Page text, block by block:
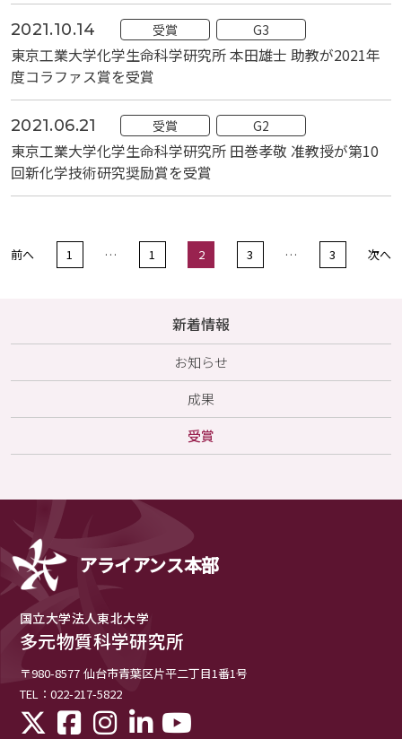
2021.10.14 受賞 G3
東京工業大学化学生命科学研究所 本田雄士 助教が2021年
度コラファス賞を受賞
2021.06.21 受賞 G2
東京工業大学化学生命科学研究所 田巻孝敬 准教授が第10
回新化学技術研究奨励賞を受賞
前へ 1 … 1 2 3 … 3 次へ
新着情報
お知らせ
成果
受賞
アライアンス本部
国立大学法人東北大学
多元物質科学研究所
〒980-8577 仙台市青葉区片平二丁目1番1号
TEL：022-217-5822